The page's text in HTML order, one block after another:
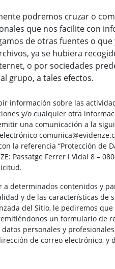
podremos cruzar o
que nos facilite con
de otras fuentes o que
ya se hubiera
o por sociedades
grupo, a tales efectos.
información sobre las
y/o cualquier otra
una comunicación a la
la referencia “Protección de
Passatge Ferrer i Vidal 8 –
a determinados contenidos y
y de las características de
del Sitio, le pediremos
un formulario de
personales y
de correo electrónico, y